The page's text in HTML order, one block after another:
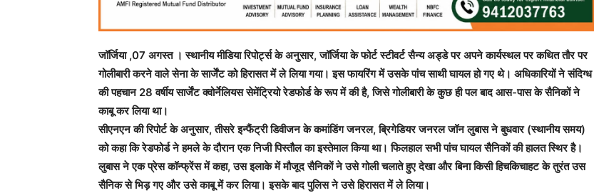
जॉर्जिया ,07 अगस्त । स्थानीय मीडिया रिपोर्ट्स के अनुसार, जॉर्जिया के फोर्ट स्टीवर्ट सैन्य अड्डे पर अपने कार्यस्थल पर कथित तौर पर
गोलीबारी करने वाले सेना के सार्जेंट को हिरासत में ले लिया गया। इस फायरिंग में उसके पांच साथी घायल हो गए थे। अधिकारियों ने संदिग्ध
की पहचान 28 वर्षीय सार्जेंट क्वोर्नेलियस सेमेंट्रियो रेडफोर्ड के रूप में की है, जिसे गोलीबारी के कुछ ही पल बाद आस-पास के सैनिकों ने
काबू कर लिया था।
सीएनएन की रिपोर्ट के अनुसार, तीसरे इन्फैंट्री डिवीजन के कमांडिंग जनरल, ब्रिगेडियर जनरल जॉन लुबास ने बुधवार (स्थानीय समय)
को कहा कि रेडफोर्ड ने हमले के दौरान एक निजी पिस्तौल का इस्तेमाल किया था। फिलहाल सभी पांच घायल सैनिकों की हालत स्थिर है।
लुबास ने एक प्रेस कॉन्फ्रेंस में कहा, उस इलाके में मौजूद सैनिकों ने उसे गोली चलाते हुए देखा और बिना किसी हिचकिचाहट के तुरंत उस
सैनिक से भिड़ गए और उसे काबू में कर लिया। इसके बाद पुलिस ने उसे हिरासत में ले लिया।